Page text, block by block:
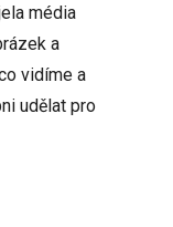
média
a
vidíme a
udělat pro